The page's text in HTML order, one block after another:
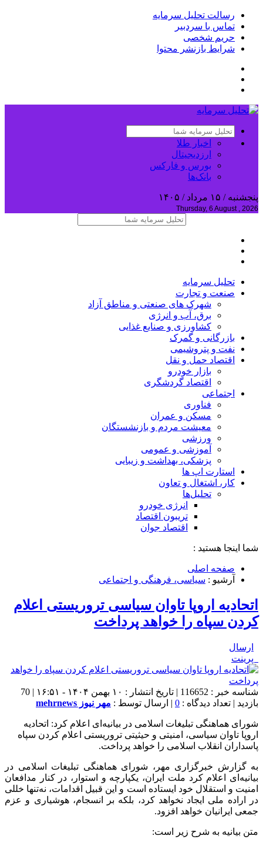
رسالت تحلیل سرمایه
تماس با سردبیر
حریم شخصی
شرایط بازنشر محتوا
اخبار طلا
ارزدیجیتال
بورس و فارکس
بانک‌ها
پنجشنبه / ۱۵ مرداد / ۱۴۰۵
Thursday, 6 August , 2026
تحلیل‌ سرمایه
صنعت و تجارت
شهرک های صنعتی و مناطق آزاد
برق، آب و انرژی
کشاورزی و صنایع غذایی
بازرگانی و گمرک
نفت و پتروشیمی
اقتصاد حمل و نقل
بازار خودرو
اقتصاد گردشگری
اجتماعی
فناوری
مسکن و عمران
معیشت مردم و بازنشستگان
ورزشی
آموزشی و عمومی
پزشکی، بهداشت و زیبایی
استارت اپ ها
کار، اشتغال و تعاون
تحلیل‌ها
انرژی خودرو
تریبون اقتصاد
اقتصاد جوان
شما اینجا هستید :
صفحه اصلی
آرشیو : سیاسی، فرهنگی و اجتماعی
اتحادیه اروپا تاوان سیاسی تروریستی اعلام
کردن سپاه را خواهد پرداخت
ارسال
پرینت
شناسه خبر : 116652 | تاریخ انتشار : ۱۰ بهمن ۱۴۰۴ - ۱۶:۵۱ | 70
بازدید | تعداد دیدگاه : 0 | ارسال توسط : مهر نیوز mehrnews
شورای هماهنگی تبلیغات اسلامی در بیانیه‌ای اعلام کرد: اتحادیه
اروپا تاوان سیاسی، امنیتی و حیثیتی تروریستی اعلام کردن سپاه
پاسداران انقلاب اسلامی را خواهد پرداخت.
به گزارش خبرگزاری مهر، شورای هماهنگی تبلیغات اسلامی در
بیانیه‌ای اعلام کرد ملت ایران، یکپارچه و استوار، در کنار مدافعان
امنیت و استقلال خود ایستاده است و این قبیل اقدامات، نه‌تنها خللی
در اراده ملی ایجاد نخواهد کرد، بلکه بر انسجام، هوشیاری و عزم
جمعی ایرانیان خواهد افزود.
متن بیانیه به شرح زیر است: